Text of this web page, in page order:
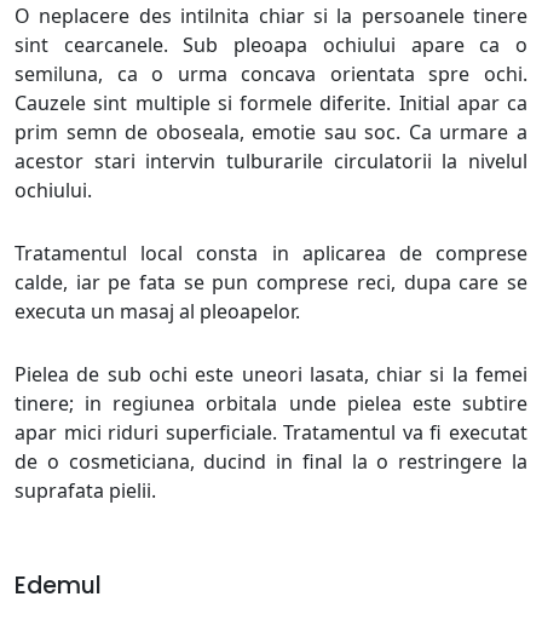
O neplacere des intilnita chiar si la persoanele tinere
sint cearcanele. Sub pleoapa ochiului apare ca o
semiluna, ca o urma concava orientata spre ochi.
Cauzele sint multiple si formele diferite. Initial apar ca
prim semn de oboseala, emotie sau soc. Ca urmare a
acestor stari intervin tulburarile circulatorii la nivelul
ochiului.
Tratamentul local consta in aplicarea de comprese
calde, iar pe fata se pun comprese reci, dupa care se
executa un masaj al pleoapelor.
Pielea de sub ochi este uneori lasata, chiar si la femei
tinere; in regiunea orbitala unde pielea este subtire
apar mici riduri superficiale. Tratamentul va fi executat
de o cosmeticiana, ducind in final la o restringere la
suprafata pielii.
Edemul